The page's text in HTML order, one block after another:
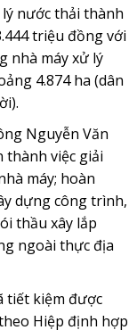
nước thải thành
triệu đồng với
nhà máy xử lý
4.874 ha (dân
Nguyễn Văn
thành việc giải
máy; hoàn
dựng công trình,
thầu xây lắp
ngoài thực địa
tiết kiệm được
Hiệp định hợp